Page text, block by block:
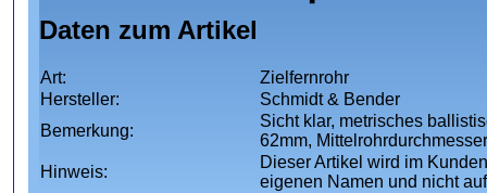
Daten zum Artikel
Art:
Zielfernrohr
Hersteller:
Schmidt & Bender
Bemerkung:
Sicht klar, metrisches
62mm,
Hinweis:
Dieser Artikel wird im
eigenen Namen und nicht